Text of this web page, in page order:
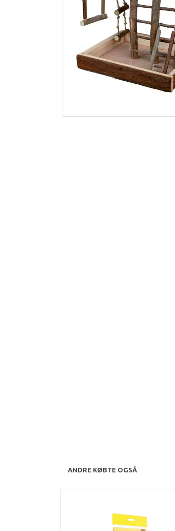
ANDRE KØBTE OGSÅ